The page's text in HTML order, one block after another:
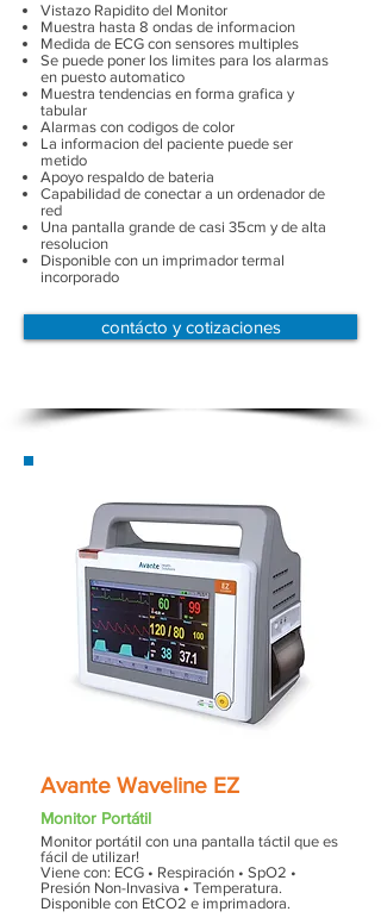
Vistazo Rapidito del Monitor
Muestra hasta 8 ondas de informacion
Medida de ECG con sensores multiples
Se puede poner los limites para los alarmas
en puesto automatico
Muestra tendencias en forma grafica y
tabular
Alarmas con codigos de color
La informacion del paciente puede ser
metido
Apoyo respaldo de bateria
Capabilidad de conectar a un ordenador de
red
Una pantalla grande de casi 35cm y de alta
resolucion
Disponible con un imprimador termal
incorporado
contácto y cotizaciones
Avante Waveline EZ
Monitor Portátil
Monitor portátil con una pantalla táctil que es
fácil de utilizar!
Viene con: ECG • Respiración • SpO2 •
Presión Non-Invasiva • Temperatura.
Disponible con EtCO2 e imprimadora.